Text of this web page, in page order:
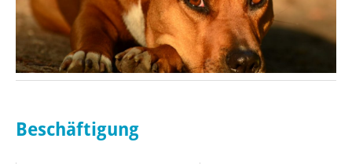
Beschäftigung